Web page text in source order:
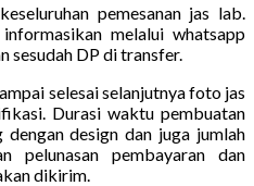
pemesanan jas lab.
melalui whatsapp
sesudah DP di transfer.
selesai selanjutnya foto jas
Durasi waktu pembuatan
design dan juga jumlah
pelunasan pembayaran dan
dikirim.